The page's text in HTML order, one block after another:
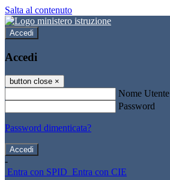
Salta al contenuto
Accedi
Accedi
button close ×
Nome Utente
Password
Password dimenticata?
-
Entra con SPID Entra con CIE